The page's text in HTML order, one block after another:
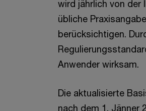
wird jährlich von der
übliche
berücksichtigen.
Anwender wirksam.
Die aktualisierte
nach dem 1. Jänner